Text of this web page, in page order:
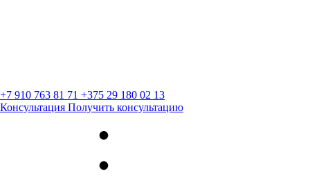
+7 910 763 81 71 +375 29 180 02 13
Консультация Получить консультацию